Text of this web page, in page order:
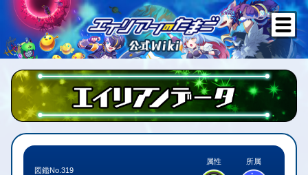
図鑑No.319
属性 所属